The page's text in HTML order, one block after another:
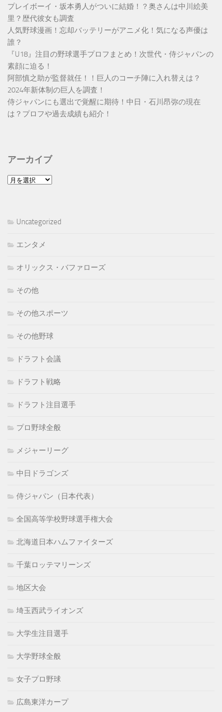
プレイボーイ・坂本勇人がついに結婚！？奥さんは中川絵美
里？歴代彼女も調査
人気野球漫画！忘却バッテリーがアニメ化！気になる声優は
誰？
『U18』注目の野球選手プロフまとめ！次世代・侍ジャパンの
素顔に迫る！
阿部慎之助が監督就任！！巨人のコーチ陣に入れ替えは？
2024年新体制の巨人を調査！
侍ジャパンにも選出で覚醒に期待！中日・石川昂弥の現在
は？プロフや過去成績も紹介！
アーカイブ
ア
ブ
Uncategorized
エンタメ
オリックス・バファローズ
その他
その他スポーツ
その他野球
ドラフト会議
ドラフト戦略
ドラフト注目選手
プロ野球全般
メジャーリーグ
中日ドラゴンズ
侍ジャパン（日本代表）
全国高等学校野球選手権大会
北海道日本ハムファイターズ
千葉ロッテマリーンズ
地区大会
埼玉西武ライオンズ
大学生注目選手
大学野球全般
女子プロ野球
広島東洋カープ